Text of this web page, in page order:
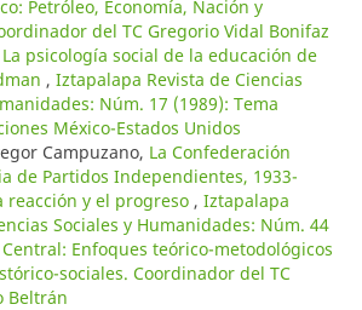
Petróleo, Economía, Nación y
del TC Gregorio Vidal Bonifaz
La psicología social de la educación de
, Iztapalapa Revista de Ciencias
Núm. 17 (1989): Tema
México-Estados Unidos
Campuzano, La Confederación
de Partidos Independientes, 1933-
reacción y el progreso , Iztapalapa
Sociales y Humanidades: Núm. 44
Central: Enfoques teórico-metodológicos
sociales. Coordinador del TC
Beltrán